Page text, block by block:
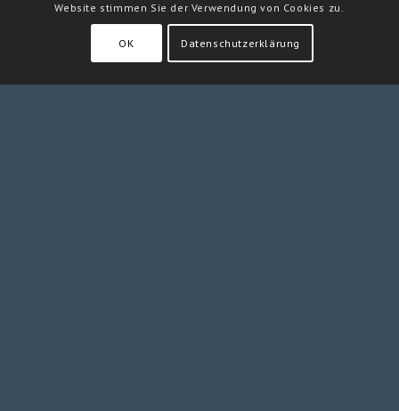
Website stimmen Sie der Verwendung von Cookies zu.
OK Datenschutzerklärung